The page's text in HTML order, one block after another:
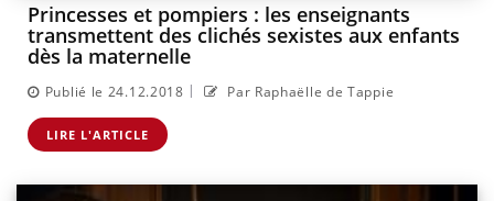
Princesses et pompiers : les enseignants
transmettent des clichés sexistes aux enfants
dès la maternelle
Publié le 24.12.2018 | Par Raphaëlle de Tappie
LIRE L'ARTICLE